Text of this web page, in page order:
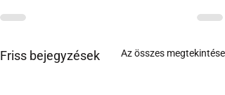
Friss bejegyzések Az összes megtekintése